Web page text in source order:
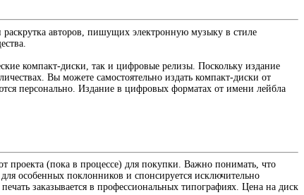
раскрутка авторов, пишущих электронную музыку в стиле
компакт-диски, так и цифровые релизы. Поскольку издание
Вы можете самостоятельно издать компакт-диски от
персонально. Издание в цифровых форматах от имени лейбла
проекта (пока в процессе) для покупки. Важно понимать, что
особенных поклонников и спонсируется исключительно
заказывается в профессиональных типографиях. Цена на диск